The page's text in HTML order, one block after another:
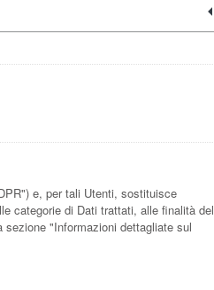
e, per tali Utenti, sostituisce
categorie di Dati trattati, alle finalità del
"Informazioni dettagliate sul